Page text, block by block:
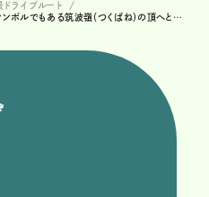
ドライブルート
筑波パープルライン（茨城県）。茨城県のシンボルでもある筑波嶺（つくばね）の頂へとドライブ